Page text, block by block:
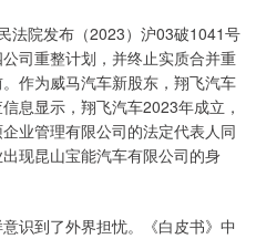
院发布（2023）沪03破1041号
司重整计划，并终止实质合并重
作为威马汽车新股东，翔飞汽车
息显示，翔飞汽车2023年成立，
业管理有限公司的法定代表人同
现昆山宝能汽车有限公司的身
到了外界担忧。《白皮书》中